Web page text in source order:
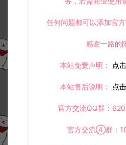
任何问题都可以添加官
感谢一路的
本站免责声明： 点
本站售后说明： 点
官方交流QQ群：
官方交流④群：